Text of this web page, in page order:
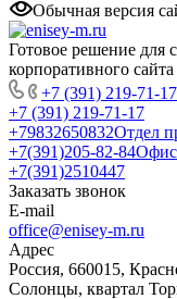
Обычная версия
Готовое решение для
корпоративного сайта
+7 (391) 219-71-17
+7 (391) 219-71-17
+79832650832Отдел
+7(391)205-82-84Офис
+7(391)2510447
Заказать звонок
E-mail
office@enisey-m.ru
Адрес
Россия, 660015,
Солонцы, квартал